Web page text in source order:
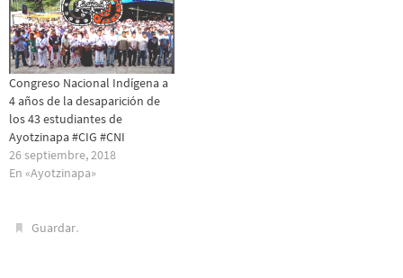
Congreso Nacional Indígena a
4 años de la desaparición de
los 43 estudiantes de
Ayotzinapa #CIG #CNI
26 septiembre, 2018
En «Ayotzinapa»
Guardar.